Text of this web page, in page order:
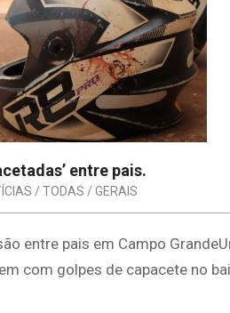
entre pais.
/ TODAS / GERAIS
entre pais em Campo
com golpes de capacete no